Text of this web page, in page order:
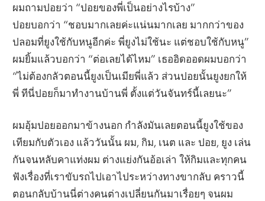
ผมถามปอยว่า “ปอยของพี่เป็นอย่างไรบ้าง”
ปอยบอกว่า “ชอบมากเลยค่ะแน่นมากเลย มากกว่าของ
ปลอมที่ยูงใช้กับหนูอีกค่ะ พี่ยูงไม่ใช้นะ แต่ชอบใช้กับหนู”
ผมยิ้มแล้วบอกว่า “ต่อเลยได้ไหม” เธออิดออดผมบอกว่า
“ไม่ต้องกลัวตอนนี้ยูงเป็นเมียพี่แล้ว ส่วนปอยนั้นยูงยกให้
พี่ ทีนี่ปอยก็มาทำงานบ้านพี่ ตั้งแต่วันจันทร์นี้เลยนะ”
ผมอุ้มปอยออกมาข้างนอก กำลังมันเลยตอนนี้ยูงใช้ของ
เทียมกับตัวเอง แล้ววันนั้น ผม, กิม, เนต และ ปอย, ยูง เล่น
กันจนหลับคาแท่งผม ต่างแย่งกันอ้อเล่า ให้กิมและทุกคน
ฟังเรื่องที่เราขับรถไปเอาไประหว่างทางขากลับ คราวนี้
ตอนกลับบ้านนี่ต่างคนต่างเปลี่ยนกันมาเรื่อยๆ จนผม